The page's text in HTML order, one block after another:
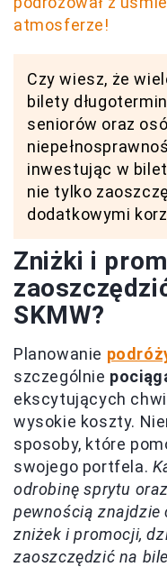
atmosferze!
Czy wiesz, że
bilety
seniorów oraz
inwestując w
nie tylko
dodatkowymi
Zniżki i
SKMW?
Planowanie
szczególnie
ekscytujących
wysokie koszty.
sposoby, które
swojego portfela.
odrobinę sprytu
pewnością znajdzie
zniżek i promocji,
zaoszczędzić na